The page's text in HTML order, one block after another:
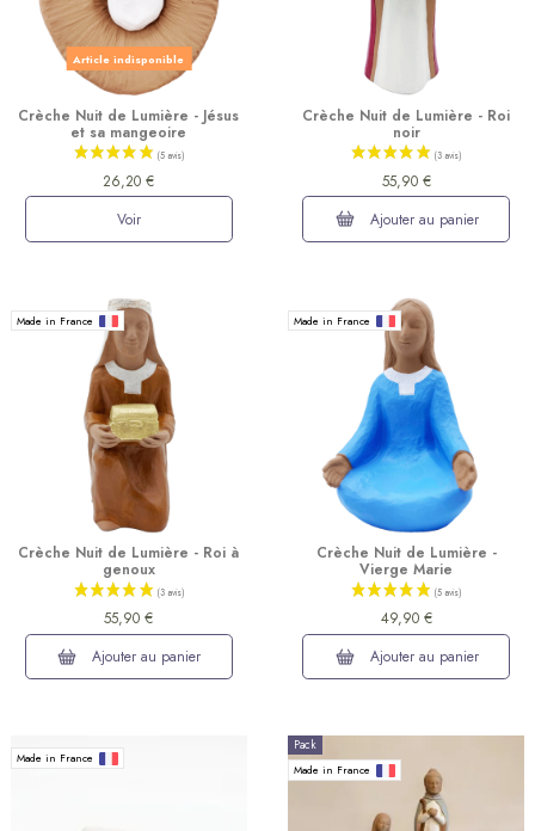
Article indisponible
Crèche Nuit de Lumière - Jésus
et sa mangeoire
26,20 €
Voir
Crèche Nuit de Lumière - Roi
noir
55,90 €
Ajouter au panier
Made in France
Crèche Nuit de Lumière - Roi à
genoux
55,90 €
Ajouter au panier
Made in France
Crèche Nuit de Lumière -
Vierge Marie
49,90 €
Ajouter au panier
Made in France
Pack
Made in France